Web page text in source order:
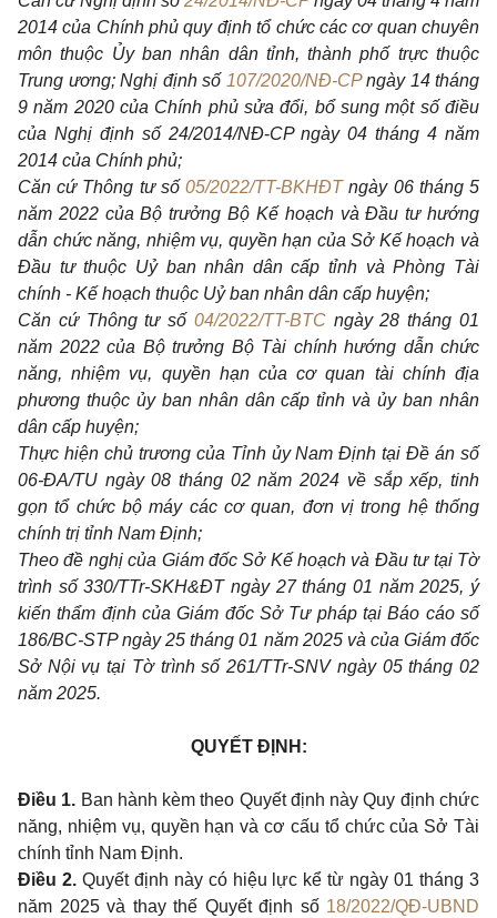
2014 của Chính phủ quy định tổ chức các cơ quan chuyên
môn thuộc Ủy ban nhân dân tỉnh, thành phố trực thuộc
Trung ương; Nghị định số 107/2020/NĐ-CPngày 14 tháng
9 năm 2020 của Chính phủ sửa đổi, bổ sung một số điều
của Nghị định số 24/2014/NĐ-CP ngày 04 tháng 4 năm
2014 của Chính phủ;
Căn cứ Thông tư số05/2022/TT-BKHĐTngày 06 tháng 5
năm 2022 của Bộ trưởng Bộ Kế hoạch và Đầu tư hướng
dẫn chức năng, nhiệm vụ, quyền hạn của Sở Kế hoạch và
Đầu tư thuộc Uỷ ban nhân dân cấp tỉnh và Phòng Tài
chính - Kế hoạch thuộc Uỷ ban nhân dân cấp huyện;
Căn cứ Thông tư số 04/2022/TT-BTCngày 28 tháng 01
năm 2022 của Bộ trưởng Bộ Tài chính hướng dẫn chức
năng, nhiệm vụ, quyền hạn của cơ quan tài chính địa
phương thuộc ủy ban nhân dân cấp tỉnh và ủy ban nhân
dân cấp huyện;
Thực hiện chủ trương của Tỉnh ủy Nam Định tại Đề án số
06-ĐA/TU ngày 08 tháng 02 năm 2024 về sắp xếp, tinh
gọn tổ chức bộ máy các cơ quan, đơn vị trong hệ thống
chính trị tỉnh Nam Định;
Theo đề nghị của Giám đốc Sở Kế hoạch và Đầu tư tại Tờ
trình số 330/TTr-SKH&ĐT ngày 27 tháng 01 năm 2025, ý
kiến thẩm định của Giám đốc Sở Tư pháp tại Báo cáo số
186/BC-STP ngày 25 tháng 01 năm 2025 và của Giám đốc
Sở Nội vụ tại Tờ trình số 261/TTr-SNV ngày 05 tháng 02
năm 2025.
QUYẾT ĐỊNH:
Điều 1. Ban hành kèm theo Quyết định này Quy định chức
năng, nhiệm vụ, quyền hạn và cơ cấu tổ chức của Sở Tài
chính tỉnh Nam Định.
Điều 2.Quyết định này có hiệu lực kể từ ngày 01 tháng 3
năm 2025 và thay thế Quyết định số 18/2022/QĐ-UBND